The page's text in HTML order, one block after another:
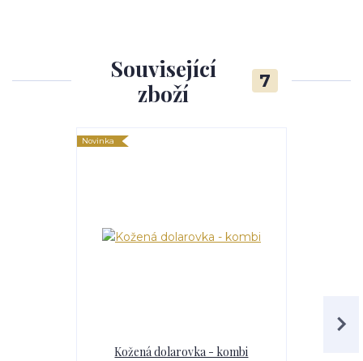
Související
zboží
7
Novinka
Kožená dolarovka - kombi